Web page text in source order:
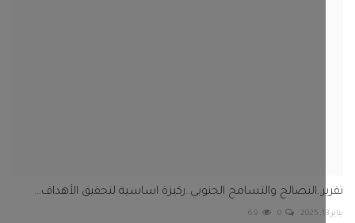
والتسامح الجنوبي..ركيزة اساسية لتحقيق الأهداف...
0
69